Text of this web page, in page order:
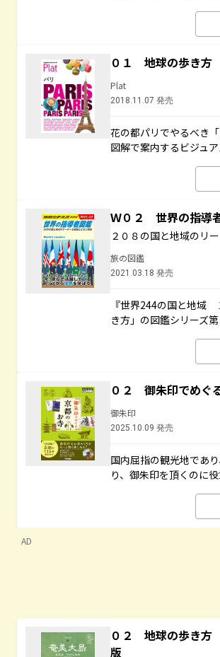
０１ 地球の歩き
Plat
2018.11.07 発売
花の都パリでやるべき
図解で案内するビジュア
Ｗ０２ 世界の指導
２０８の国と地域のリ
旅の図鑑
2021.03.18 発売
『世界244の国と地域
き方」の図鑑シリーズ
０２ 御朱印でめぐ
御朱印
2025.10.09 発売
国内屈指の観光地であ
り、御朱印を頂くのに役
AD
０２ 地球の歩き
版